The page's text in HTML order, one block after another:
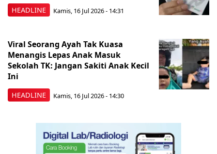
HEADLINE Kamis, 16 Jul 2026 - 14:31
HEADLINE
Viral Seorang Ayah Tak Kuasa
Menangis Lepas Anak Masuk
Sekolah TK: Jangan Sakiti Anak Kecil
Ini
Kamis, 16 Jul 2026 - 14:30